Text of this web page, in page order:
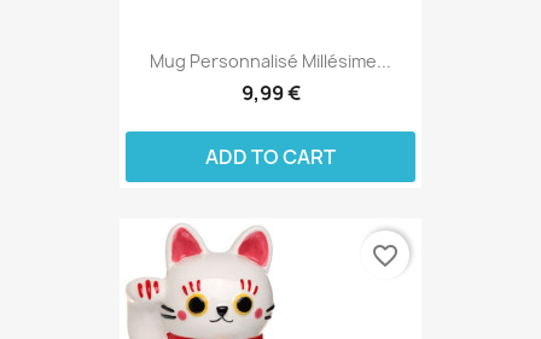
Mug Personnalisé Millésime...
9,99 €
ADD TO CART
favorite_border